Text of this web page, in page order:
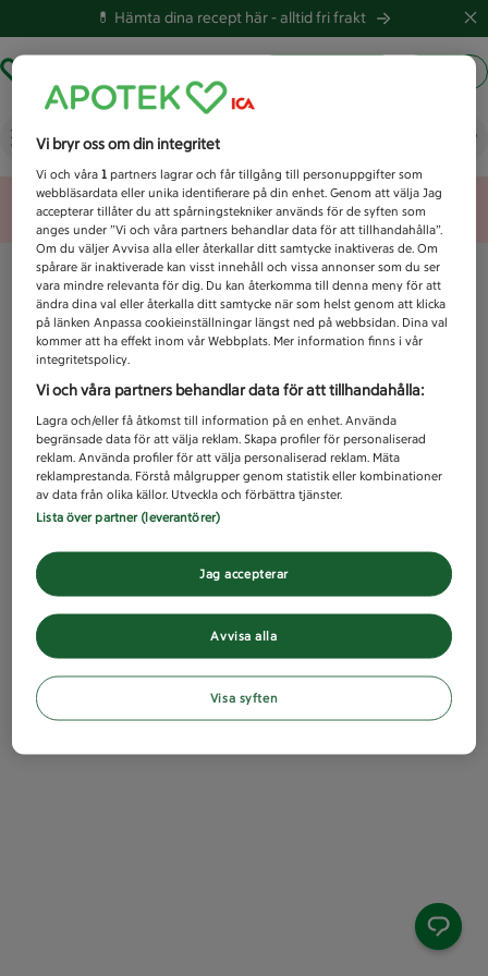
💊 Hämta dina recept här -alltid fri frakt
Vad letar du efter idag?
Unknown error
Vi bryr oss om din integritet
Vi och våra1 partners lagrar och får tillgång till personuppgifter som
webbläsardata eller unika identifierare på din enhet. Genom att välja Jag
accepterar tillåter du att spårningstekniker används för de syften som
anges under ”Vi och våra partners behandlar data för att tillhandahålla”.
Om du väljer Avvisa alla eller återkallar ditt samtycke inaktiveras de. Om
spårare är inaktiverade kan visst innehåll och vissa annonser som du ser
vara mindre relevanta för dig. Du kan återkomma till denna meny för att
ändra dina val eller återkalla ditt samtycke när som helst genom att klicka
på länken Anpassa cookieinställningar längst ned på webbsidan. Dina val
kommer att ha effekt inom vår Webbplats. Mer information finns i vår
integritetspolicy.
Vi och våra partners behandlar data för att tillhandahålla:
Lagra och/eller få åtkomst till information på en enhet. Använda
begränsade data för att välja reklam. Skapa profiler för personaliserad
reklam. Använda profiler för att välja personaliserad reklam. Mäta
reklamprestanda. Förstå målgrupper genom statistik eller kombinationer
av data från olika källor. Utveckla och förbättra tjänster.
Lista över partner (leverantörer)
Avvisa alla
Jag accepterar
Visa syften